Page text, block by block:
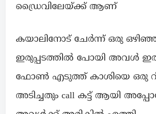
ഡ്രൈവിലേയ്ക്ക് ആണ്
കയാലിനോട് ചേർന്ന് ഒരു
ഇരുപ്പടത്തിൽ പോയി അവൾ
ഫോൺ എടുത്ത് കാശിയെ ഒരു
അടിച്ചതും call കട്ട് ആയി